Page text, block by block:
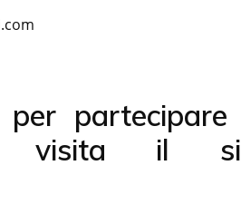
partecipare
visita il